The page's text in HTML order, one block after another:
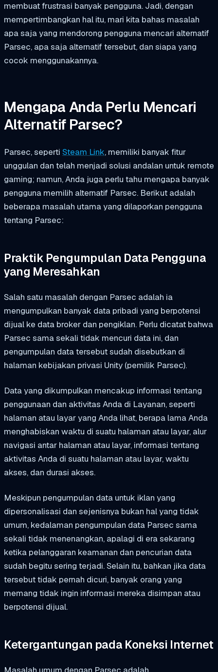
membuat frustrasi banyak pengguna. Jadi, dengan
mempertimbangkan hal itu, mari kita bahas masalah
apa saja yang mendorong pengguna mencari alternatif
Parsec, apa saja alternatif tersebut, dan siapa yang
cocok menggunakannya.
Mengapa Anda Perlu Mencari
Alternatif Parsec?
Parsec, seperti Steam Link, memiliki banyak fitur
unggulan dan telah menjadi solusi andalan untuk remote
gaming; namun, Anda juga perlu tahu mengapa banyak
pengguna memilih alternatif Parsec. Berikut adalah
beberapa masalah utama yang dilaporkan pengguna
tentang Parsec:
Praktik Pengumpulan Data Pengguna
yang Meresahkan
Salah satu masalah dengan Parsec adalah ia
mengumpulkan banyak data pribadi yang berpotensi
dijual ke data broker dan pengiklan. Perlu dicatat bahwa
Parsec sama sekali tidak mencuri data ini, dan
pengumpulan data tersebut sudah disebutkan di
halaman kebijakan privasi Unity (pemilik Parsec).
Data yang dikumpulkan mencakup informasi tentang
penggunaan dan aktivitas Anda di Layanan, seperti
halaman atau layar yang Anda lihat, berapa lama Anda
menghabiskan waktu di suatu halaman atau layar, alur
navigasi antar halaman atau layar, informasi tentang
aktivitas Anda di suatu halaman atau layar, waktu
akses, dan durasi akses.
Meskipun pengumpulan data untuk iklan yang
dipersonalisasi dan sejenisnya bukan hal yang tidak
umum, kedalaman pengumpulan data Parsec sama
sekali tidak menenangkan, apalagi di era sekarang
ketika pelanggaran keamanan dan pencurian data
sudah begitu sering terjadi. Selain itu, bahkan jika data
tersebut tidak pernah dicuri, banyak orang yang
memang tidak ingin informasi mereka disimpan atau
berpotensi dijual.
Ketergantungan pada Koneksi Internet